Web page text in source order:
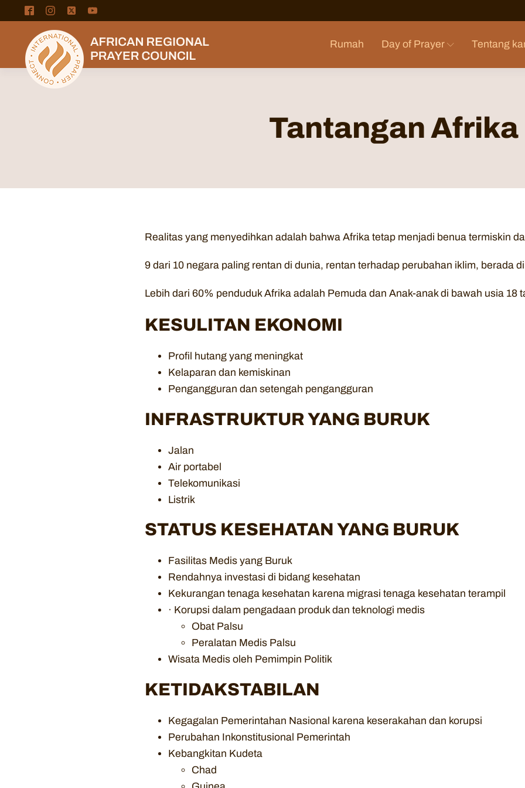
Rumah Day of Prayer Tentang
Tantangan Afrika
Realitas yang menyedihkan adalah bahwa Afrika tetap menjadi benua termiskin
9 dari 10 negara paling rentan di dunia, rentan terhadap perubahan iklim, berada
Lebih dari 60% penduduk Afrika adalah Pemuda dan Anak-anak di bawah usia 18
KESULITAN EKONOMI
Profil hutang yang meningkat
Kelaparan dan kemiskinan
Pengangguran dan setengah pengangguran
INFRASTRUKTUR YANG BURUK
Jalan
Air portabel
Telekomunikasi
Listrik
STATUS KESEHATAN YANG BURUK
Fasilitas Medis yang Buruk
Rendahnya investasi di bidang kesehatan
Kekurangan tenaga kesehatan karena migrasi tenaga kesehatan terampil
· Korupsi dalam pengadaan produk dan teknologi medis
Obat Palsu
Peralatan Medis Palsu
Wisata Medis oleh Pemimpin Politik
KETIDAKSTABILAN
Kegagalan Pemerintahan Nasional karena keserakahan dan korupsi
Perubahan Inkonstitusional Pemerintah
Kebangkitan Kudeta
Chad